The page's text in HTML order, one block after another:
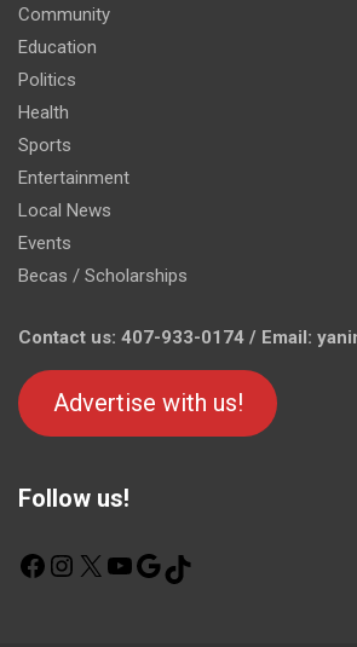
Community
Education
Politics
Health
Sports
Entertainment
Local News
Events
Becas / Scholarships
Contact us: 407-933-0174 / Email:
Advertise with us!
Follow us!
F
X
Y
G
o